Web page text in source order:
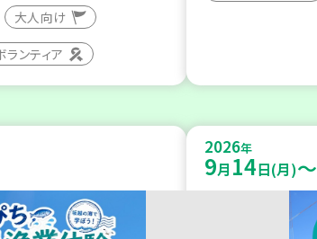
大人向け
ランティア
2026年
9月 14日(月)～